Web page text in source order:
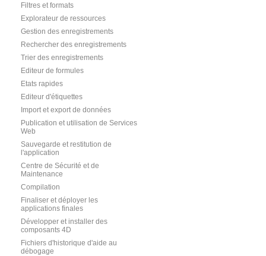
Filtres et formats
Explorateur de ressources
Gestion des enregistrements
Rechercher des enregistrements
Trier des enregistrements
Editeur de formules
Etats rapides
Editeur d'étiquettes
Import et export de données
Publication et utilisation de Services
Web
Sauvegarde et restitution de
l'application
Centre de Sécurité et de
Maintenance
Compilation
Finaliser et déployer les
applications finales
Développer et installer des
composants 4D
Fichiers d'historique d'aide au
débogage